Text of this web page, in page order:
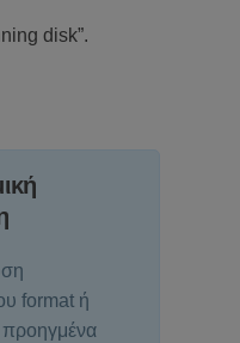
disk”.
format ή
προηγμένα